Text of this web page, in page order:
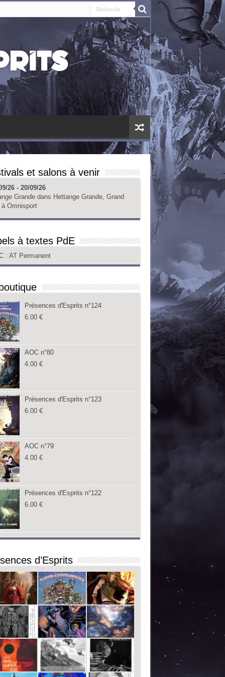
et salons à venir
26 - 20/09/26
Grande dans Hettange Grande, Grand
à Omnisport
à textes PdE
: AT Permanent
Présences d'Esprits n°124
6.00 €
AOC n°80
4.00 €
Présences d'Esprits n°123
6.00 €
AOC n°79
4.00 €
Présences d'Esprits n°122
6.00 €
d’Esprits